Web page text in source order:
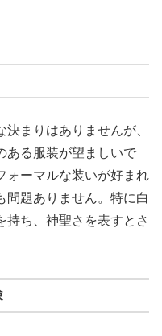
まりはありませんが、
ある服装が望ましいで
ォーマルな装いが好まれ
問題ありません。特に白
持ち、神聖さを表すとさ